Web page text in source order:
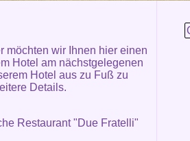
möchten wir Ihnen hier einen
Hotel am nächstgelegenen
Hotel aus zu Fuß zu
Details.
Restaurant "Due Fratelli"